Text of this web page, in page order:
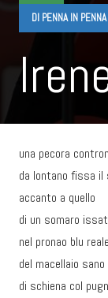
DI PENNA IN PENNA
una pecora
da lontano fissa il
accanto a quello
di un somaro
nel pronao blu reale
del macellaio
di schiena col